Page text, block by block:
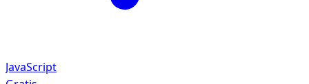
JavaScript